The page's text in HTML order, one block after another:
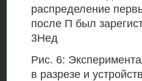
распределение
после П был
3Нед
Рис. 6:
в разрезе и